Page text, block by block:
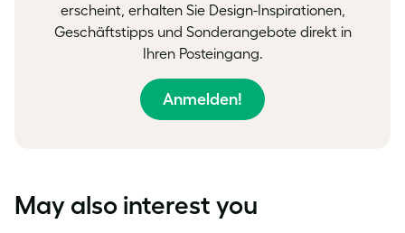
erscheint, erhalten Sie Design-Inspirationen,
Geschäftstipps und Sonderangebote direkt in
Ihren Posteingang.
Anmelden!
May also interest you